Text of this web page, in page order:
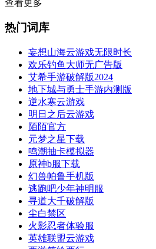
查看更多
热门词库
妄想山海云游戏无限时长
欢乐钓鱼大师无广告版
艾希手游破解版2024
地下城与勇士手游内测版
逆水寒云游戏
明日之后云游戏
陌陌官方
元梦之星下载
鸣潮抽卡模拟器
原神b服下载
幻兽帕鲁手机版
逃跑吧少年神明服
寻道大千破解版
尘白禁区
火影忍者体验服
英雄联盟云游戏